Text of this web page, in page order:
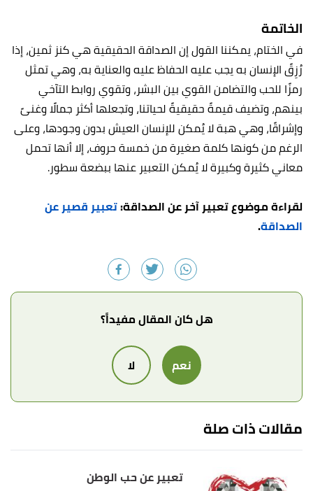
الخاتمة
في الختام، يمكننا القول إن الصداقة الحقيقية هي كنز ثمين، إذا
رُزِقً الإنسان به يجب عليه الحفاظ عليه والعناية به، وهي تمثل
رمزًا للحب والتضامن القوي بين البشر، وتقوي روابط التآخي
بينهم، وتضيف قيمةً حقيقيةً لحياتنا، وتجعلها أكثر جمالًا وغنىً
وإشراقًا، وهي هبة لا يُمكن للإنسان العيش بدون وجودها، وعلى
الرغم من كونها كلمة صغيرة من خمسة حروف، إلا أنها تحمل
معاني كثيرة وكبيرة لا يُمكن التعبير عنها ببضعة سطور.
لقراءة موضوع تعبير آخر عن الصداقة:تعبير قصير عن
الصداقة.
هل كان المقال مفيداً؟
نعم لا
مقالات ذات صلة
تعبير عن حب الوطن